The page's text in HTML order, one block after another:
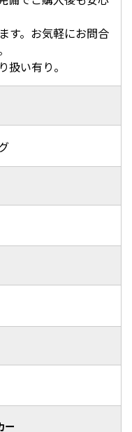
す。お気軽にお問合
い有り。
ー